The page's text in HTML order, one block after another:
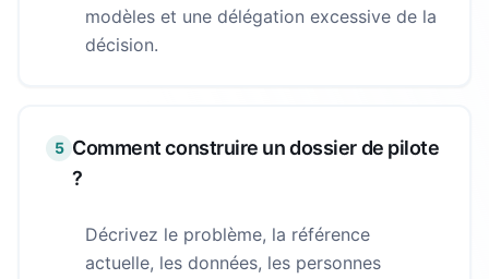
modèles et une délégation excessive de la
décision.
5 Comment construire un dossier de pilote
?
Décrivez le problème, la référence
actuelle, les données, les personnes